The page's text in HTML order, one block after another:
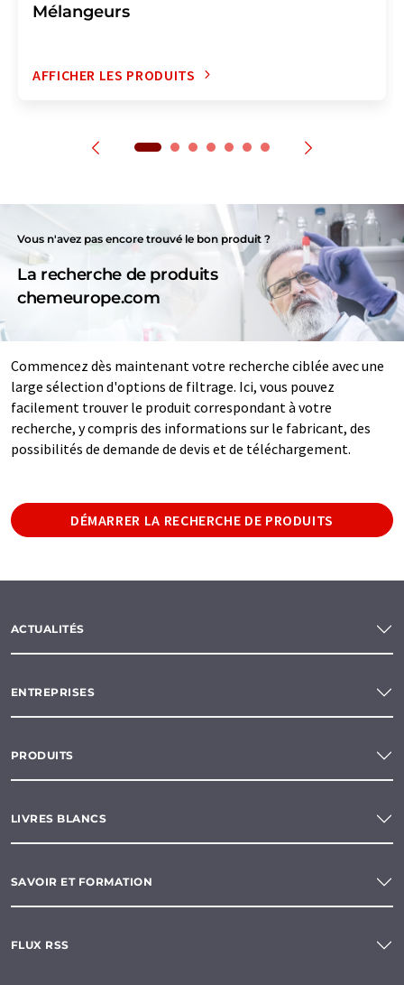
Mélangeurs
AFFICHER LES PRODUITS
Vous n'avez pas encore trouvé le bon produit ?
La recherche de produits
chemeurope.com
Commencez dès maintenant votre recherche ciblée avec une
large sélection d'options de filtrage. Ici, vous pouvez
facilement trouver le produit correspondant à votre
recherche, y compris des informations sur le fabricant, des
possibilités de demande de devis et de téléchargement.
DÉMARRER LA RECHERCHE DE PRODUITS
ACTUALITÉS
ENTREPRISES
PRODUITS
LIVRES BLANCS
SAVOIR ET FORMATION
FLUX RSS